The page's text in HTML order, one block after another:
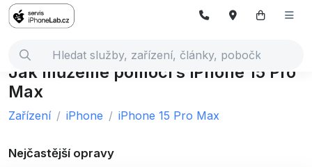
Jak můžeme pomoci s iPhone 15 Pro
Max
Zařízení iPhone iPhone 15 Pro Max
Nejčastější opravy